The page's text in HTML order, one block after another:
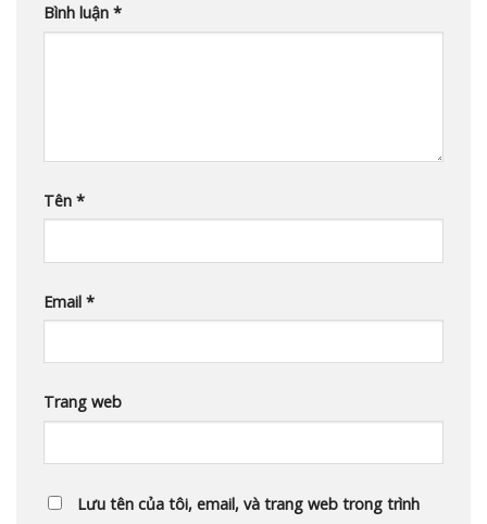
Bình luận *
Tên *
Email *
Trang web
Lưu tên của tôi, email, và trang web trong trình